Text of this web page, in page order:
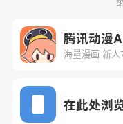
腾讯动漫
海量漫画 新
在此处浏
网站备案/
Copyright©1998 -